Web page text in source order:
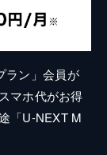
ラン」会員が
マホ代がお得
「U-NEXT M